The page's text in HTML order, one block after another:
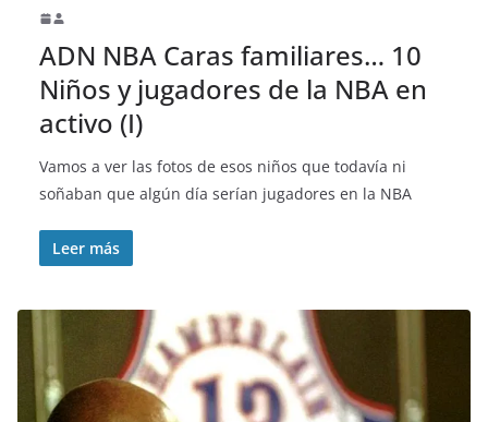
ADN NBA Caras familiares… 10
Niños y jugadores de la NBA en
activo (I)
Vamos a ver las fotos de esos niños que todavía ni
soñaban que algún día serían jugadores en la NBA
Leer más